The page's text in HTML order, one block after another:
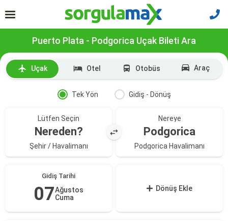
Puerto Plata - Podgorica Uçak Bileti Ara
Uçak Otel Otobüs Araç
Tek Yön Gidiş - Dönüş
Lütfen Seçin
Nereden?
Şehir / Havalimanı
Nereye
Podgorica
Podgorica Havalimanı
Gidiş Tarihi
07Ağustos
Cuma
Dönüş Ekle